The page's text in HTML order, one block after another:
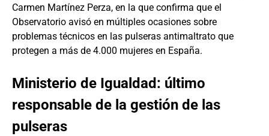
Carmen Martínez Perza, en la que confirma que el
Observatorio avisó en múltiples ocasiones sobre
problemas técnicos en las pulseras antimaltrato que
protegen a más de 4.000 mujeres en España.
Ministerio de Igualdad: último
responsable de la gestión de las
pulseras